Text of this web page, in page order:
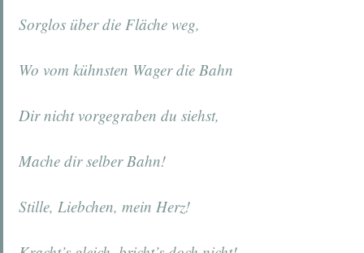
Sorglos über die Fläche weg,
Wo vom kühnsten Wager die Bahn
Dir nicht vorgegraben du siehst,
Mache dir selber Bahn!
Stille, Liebchen, mein Herz!